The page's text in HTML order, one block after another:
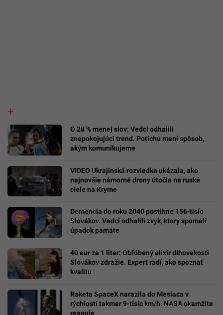
O 28 % menej slov: Vedci odhalili
znepokojujúci trend. Potichu mení spôsob,
akým komunikujeme
VIDEO Ukrajinská rozviedka ukázala, ako
najnovšie námorné drony útočia na ruské
ciele na Kryme
Demencia do roku 2040 postihne 156-tisíc
Slovákov. Vedci odhalili zvyk, ktorý spomalí
úpadok pamäte
40 eur za 1 liter: Obľúbený elixír dlhovekosti
Slovákov zdražie. Expert radí, ako spoznať
kvalitu
Raketa SpaceX narazila do Mesiaca v
rýchlosti takmer 9-tisíc km/h. NASA okamžite
reaguje